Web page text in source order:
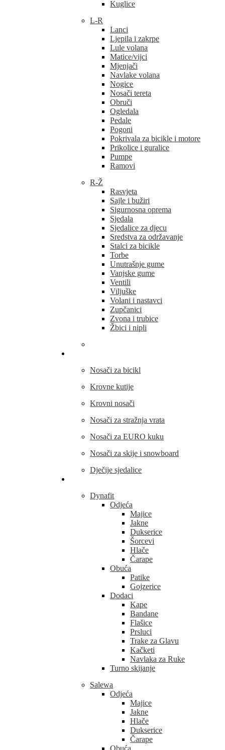
Kuglice
L-R
Lanci
Ljepila i zakrpe
Lule volana
Matice/vijci
Mjenjači
Navlake volana
Nogice
Nosači tereta
Obruči
Ogledala
Pedale
Pogoni
Pokrivala za bicikle i motore
Prikolice i guralice
Pumpe
Ramovi
R-Ž
Rasvjeta
Sajle i bužiri
Sigurnosna oprema
Sjedala
Sjedalice za djecu
Sredstva za održavanje
Stalci za bicikle
Torbe
Unutrašnje gume
Vanjske gume
Ventili
Viljuške
Volani i nastavci
Zupčanici
Zvona i trubice
Žbici i nipli
Nosači za bicikl
Krovne kutije
Krovni nosači
Nosači za stražnja vrata
Nosači za EURO kuku
Nosači za skije i snowboard
Dječije sjedalice
Dynafit
Odjeća
Majice
Jakne
Dukserice
Šorcevi
Hlače
Čarape
Obuća
Patike
Gojzerice
Dodaci
Kape
Bandane
Flašice
Prsluci
Trake za Glavu
Kačketi
Navlaka za Ruke
Turno skijanje
Salewa
Odjeća
Majice
Jakne
Hlače
Dukserice
Čarape
Obuća